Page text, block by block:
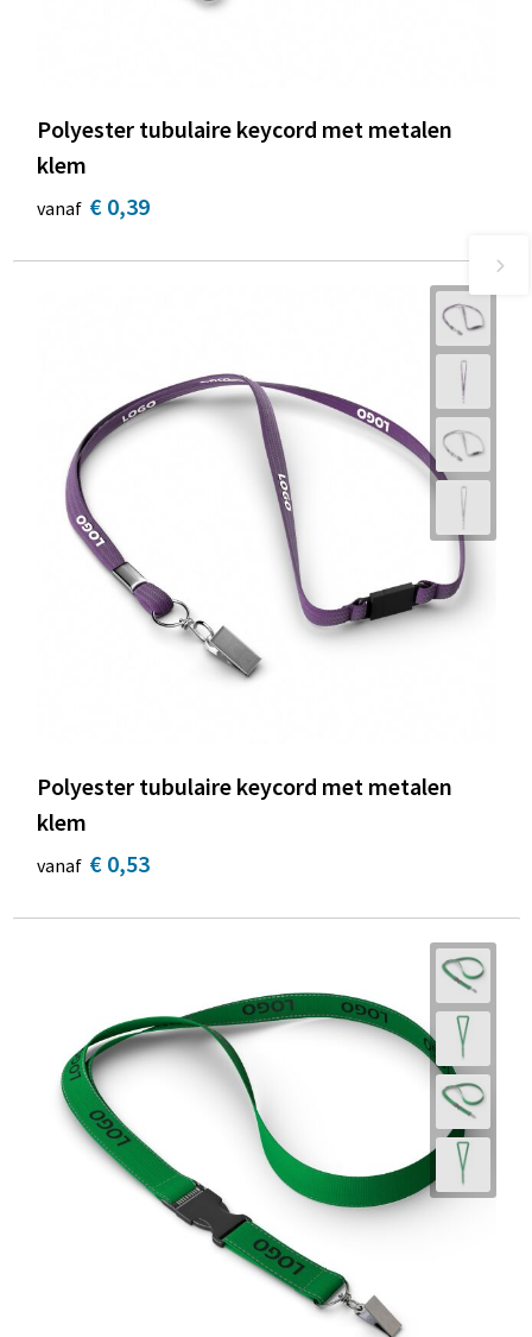
Polyester tubulaire keycord met metalen
klem
vanaf € 0,39
Polyester tubulaire keycord met metalen
klem
vanaf € 0,53